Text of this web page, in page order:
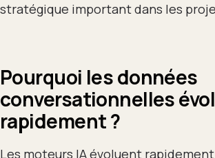
stratégique important dans les
Pourquoi les données
conversationnelles
rapidement ?
Les moteurs IA évoluent